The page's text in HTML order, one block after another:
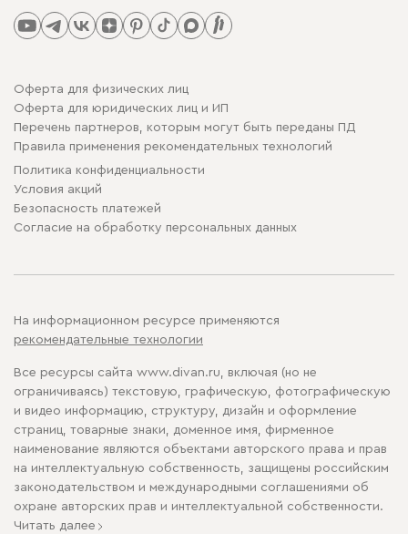
Оферта для физических лиц
Оферта для юридических лиц и ИП
Перечень партнеров, которым могут быть переданы ПД
Правила применения рекомендательных технологий
Политика конфиденциальности
Условия акций
Безопасность платежей
Cогласие на обработку персональных данных
На информационном ресурсе применяются
рекомендательные технологии
Все ресурсы сайта www.divan.ru, включая (но не
ограничиваясь) текстовую, графическую, фотографическую
и видео информацию, структуру, дизайн и оформление
страниц, товарные знаки, доменное имя, фирменное
наименование являются объектами авторского права и прав
на интеллектуальную собственность, защищены российским
законодательством и международными соглашениями об
охране авторских прав и интеллектуальной собственности.
Читать далее